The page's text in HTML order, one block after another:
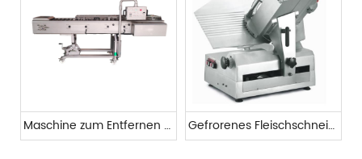
Maschine zum Entfernen und Schneiden von Kopf und Schwanz Gefrorenes Fleischschneidegerät